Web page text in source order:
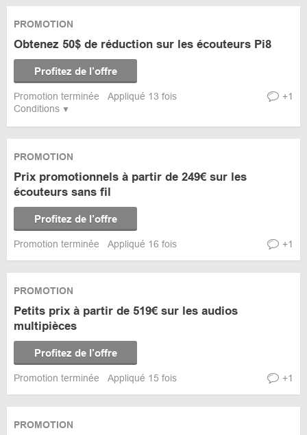
Conditions
PROMOTION
Obtenez 50$ de réduction sur les écouteurs Pi8
Profitez de l’offre
Promotion terminée Appliqué 13 fois +1
PROMOTION
Prix promotionnels à partir de 249€ sur les
écouteurs sans fil
Profitez de l’offre
Promotion terminée Appliqué 16 fois +1
PROMOTION
Petits prix à partir de 519€ sur les audios
multipièces
Profitez de l’offre
Promotion terminée Appliqué 15 fois +1
PROMOTION